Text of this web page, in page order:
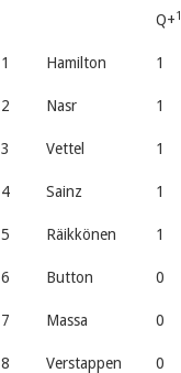
Q+1
1 Hamilton 1
2 Nasr 1
3 Vettel 1
4 Sainz 1
5 Räikkönen 1
6 Button 0
7 Massa 0
8 Verstappen 0